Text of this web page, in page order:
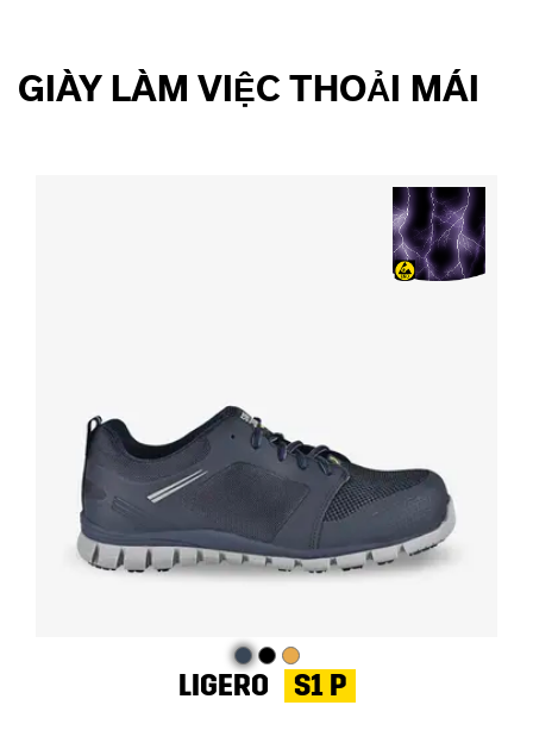
GIÀY LÀM VIỆC THOẢI MÁI
LIGERO S1 P